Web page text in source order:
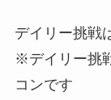
デイリー挑戦
※デイリー挑
コンです